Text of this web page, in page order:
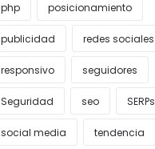
php posicionamiento
publicidad redes sociales
responsivo seguidores
Seguridad seo SERPs
social media tendencia